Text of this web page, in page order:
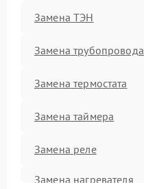
Замена ТЭН
Замена трубопровода
Замена термостата
Замена таймера
Замена реле
Замена нагревателя